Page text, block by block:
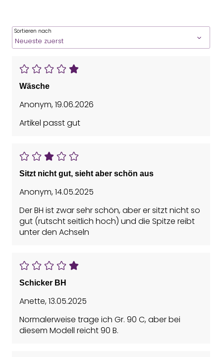
Sortieren nach
Wäsche
Anonym,19.06.2026
Artikel passt gut
Sitzt nicht gut, sieht aber schön aus
Anonym,14.05.2025
Der BH ist zwar sehr schön, aber er sitzt nicht so
gut (rutscht seitlich hoch) und die Spitze reibt
unter den Achseln
Schicker BH
Anette,13.05.2025
Normalerweise trage ich Gr. 90 C, aber bei
diesem Modell reicht 90 B.